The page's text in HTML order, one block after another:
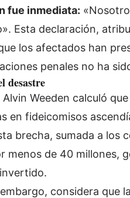
fue inmediata:
Esta declaración,
los afectados han
penales no ha
desastre
Alvin Weeden calculó
en fideicomisos
brecha, sumada a los
menos de 40 millones,
considera que